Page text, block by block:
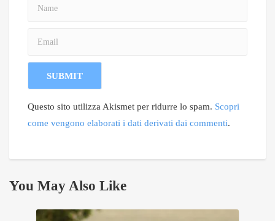
Questo sito utilizza Akismet per ridurre lo spam. Scopri
come vengono elaborati i dati derivati dai commenti.
You May Also Like